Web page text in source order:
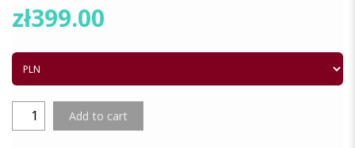
zł399.00
Add to cart